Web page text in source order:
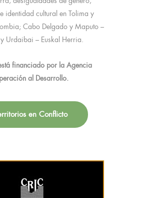
identidad cultural en Tolima y
Cabo Delgado y Maputo –
Urdaibai – Euskal Herria.
financiado por la Agencia
al Desarrollo.
en Conflicto